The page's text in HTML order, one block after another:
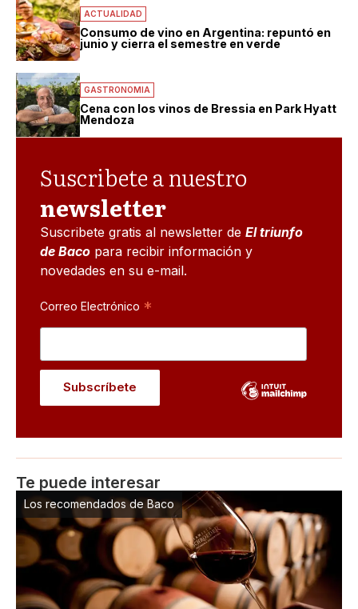
ACTUALIDAD
Consumo de vino en Argentina: repuntó en
junio y cierra el semestre en verde
GASTRONOMIA
Cena con los vinos de Bressia en Park Hyatt
Mendoza
Suscribete a nuestro
newsletter
Suscribete gratis al newsletter de El triunfo
de Baco para recibir información y
novedades en su e-mail.
Correo Electrónico *
Te puede interesar
Los recomendados de Baco